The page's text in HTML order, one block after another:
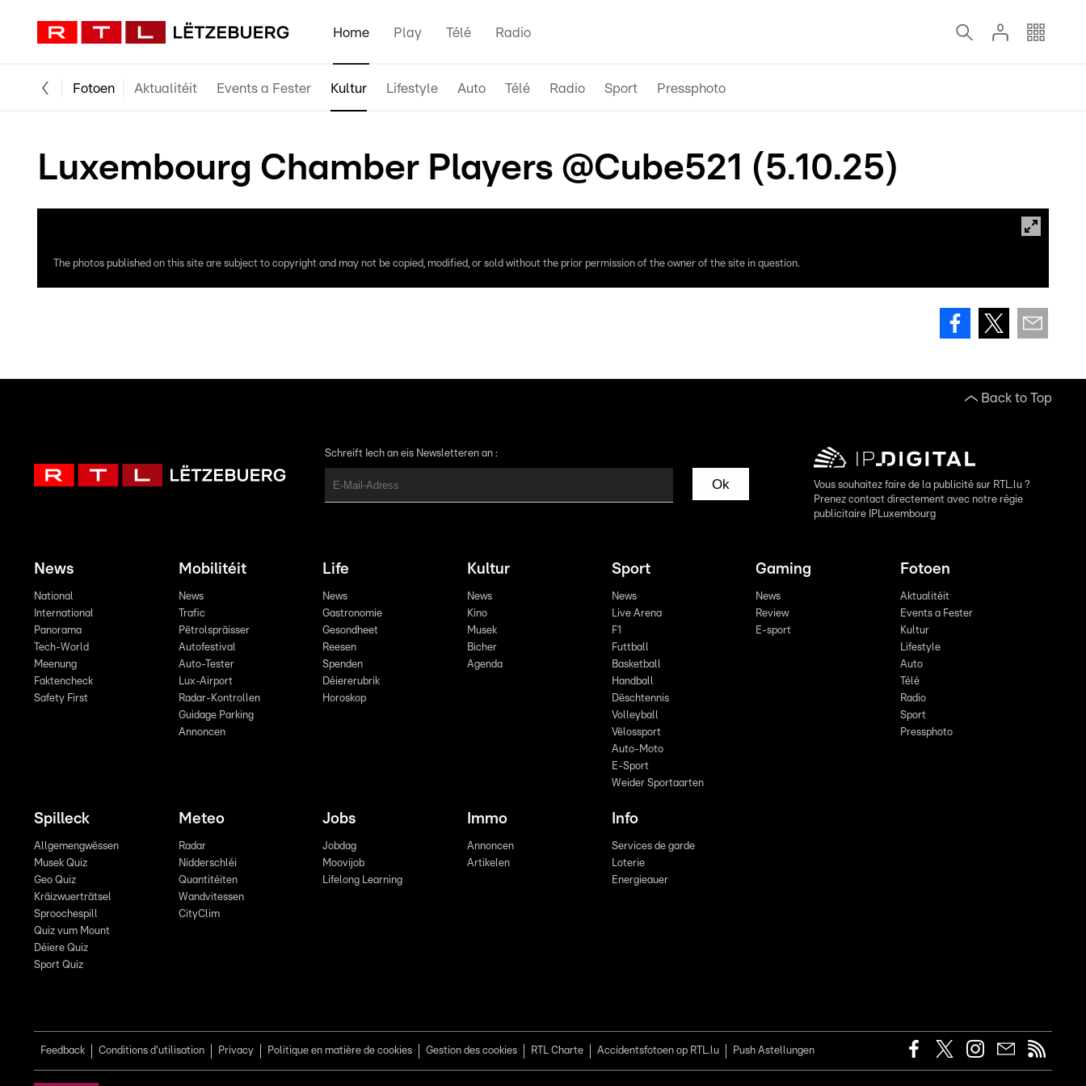
Home Play Télé Radio
Fotoen Aktualitéit Events a Fester Kultur Lifestyle Auto Télé Radio Sport Pressphoto
Luxembourg Chamber Players @Cube521 (5.10.25)
The photos published on this site are subject to copyright and may not be copied, modified, or sold without the prior permission of the owner of the site in question.
Back to Top
Schreift Iech an eis Newsletteren an :
Ok
Vous souhaitez faire de la publicité sur RTL.lu ?
Prenez contact directement avec notre régie
publicitaire IPLuxembourg
News
National
International
Panorama
Tech-World
Meenung
Faktencheck
Safety First
Mobilitéit
News
Trafic
Pëtrolspräisser
Autofestival
Auto-Tester
Lux-Airport
Radar-Kontrollen
Guidage Parking
Annoncen
Life
News
Gastronomie
Gesondheet
Reesen
Spenden
Déiererubrik
Horoskop
Kultur
News
Kino
Musek
Bicher
Agenda
Sport
News
Live Arena
F1
Futtball
Basketball
Handball
Dëschtennis
Volleyball
Vëlossport
Auto-Moto
E-Sport
Weider Sportaarten
Gaming
News
Review
E-sport
Fotoen
Aktualitéit
Events a Fester
Kultur
Lifestyle
Auto
Télé
Radio
Sport
Pressphoto
Spilleck
Allgemengwëssen
Musek Quiz
Geo Quiz
Kräizwuerträtsel
Sproochespill
Quiz vum Mount
Déiere Quiz
Sport Quiz
Meteo
Radar
Nidderschléi
Quantitéiten
Wandvitessen
CityClim
Jobs
Jobdag
Moovijob
Lifelong Learning
Immo
Annoncen
Artikelen
Info
Services de garde
Loterie
Energieauer
Feedback Conditions d'utilisation Privacy Politique en matière de cookies Gestion des cookies RTL Charte Accidentsfotoen op RTL.lu Push Astellungen